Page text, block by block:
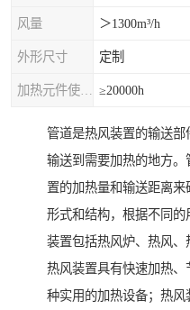
风量 ＞1300m³/h
外形尺寸 定制
≥20000h
管道是热风装置的输送
输送到需要加热的地方
置的加热量和输送距离
形式和结构，根据不同
装置包括热风炉、热风、
热风装置具有快速加热
种实用的加热设备；热